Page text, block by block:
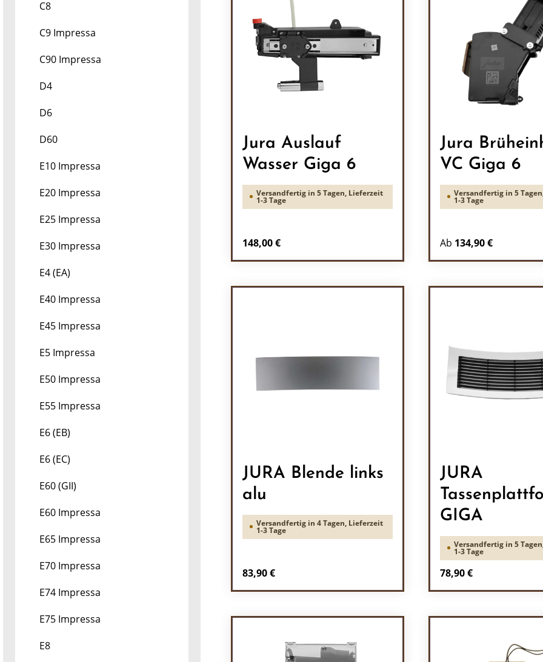
C8
C9 Impressa
C90 Impressa
D4
D6
D60
E10 Impressa
E20 Impressa
E25 Impressa
E30 Impressa
E4 (EA)
E40 Impressa
E45 Impressa
E5 Impressa
E50 Impressa
E55 Impressa
E6 (EB)
E6 (EC)
E60 (GII)
E60 Impressa
E65 Impressa
E70 Impressa
E74 Impressa
E75 Impressa
E8
Jura Auslauf
Wasser Giga 6
Versandfertig in 5 Tagen, Lieferzeit
1-3 Tage
Regulärer Preis:
148,00 €
Jura
VC Giga 6
Versandfertig in 5
1-3 Tage
Ab 134,90 €
JURA Blende links
alu
Versandfertig in 4 Tagen, Lieferzeit
1-3 Tage
Regulärer Preis:
83,90 €
JURA
GIGA
Versandfertig in 5
1-3 Tage
Regulärer Preis:
78,90 €